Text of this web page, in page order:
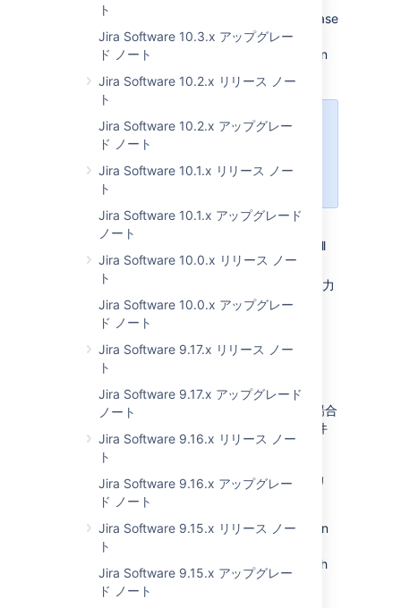
ト
Jira Software 10.3.x アップグレー
ド ノート
Jira Software 10.2.x リリース ノー
ト
Jira Software 10.2.x アップグレー
ド ノート
Jira Software 10.1.x リリース ノー
ト
Jira Software 10.1.x アップグレード
ノート
Jira Software 10.0.x リリース ノー
ト
Jira Software 10.0.x アップグレー
ド ノート
Jira Software 9.17.x リリース ノー
ト
Jira Software 9.17.x アップグレード
ノート
Jira Software 9.16.x リリース ノー
ト
Jira Software 9.16.x アップグレー
ド ノート
Jira Software 9.15.x リリース ノー
ト
Jira Software 9.15.x アップグレー
ド ノート
You can connect JIRA to your MySQL database
using an IPv6 address. To do this, complete
the following steps to update the URL pattern
IPv4 アドレスを引き続き使用する
場合や、データベースにホスト名を
使用している場合は変更を加える必
要はありません。
Go to
. This will
open the JIRA configuration tool.
Database
] タブで、IPv6 アドレスを入力
します。
保存をクリックします。
Jira を再起動します。
新しいサポート対象データベースに接続する場合
」で前提条件
となる手順を確認してください。
Jira Data Center での非同期キャッシュ レプリ
ケーション
We’ve changed the way cache is replicated in
JIRA Data Center, making the replication
asynchronous. Previously, we replicated each
modification immediately after it occurred
(synchronous). Now, we’re adding each